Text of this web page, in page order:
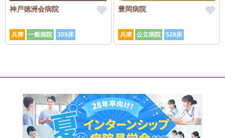
【山口県】
【徳島県】
四国大学、徳島県鳴門病院附属看護専門学校、徳島県立総合看護学校、
香川県立保健医療大学、香川大学、四国医療専門学校、独立行政法人国
立病院機構四国こどもとおとなの医療センター附属善通寺看護学校
【愛媛県】
愛媛県立医療技術大学、愛媛大学、河原医療大学校、四国中央医療福祉
神戸徳洲会病院
兵庫 一般病院 309床
豊岡病院
兵庫 公立病院 528床